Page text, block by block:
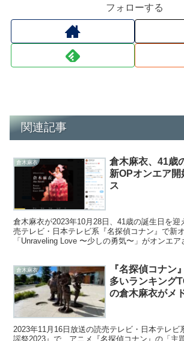
フォローする
関連記事
倉木麻衣
倉木麻衣、41歳
新OPオンエア
ス
倉木麻衣が2023年10月28日、41歳の誕生日を迎
売テレビ・日本テレビ系『名探偵コナン』で新
「Unraveling Love 〜少しの勇気〜」がオンエア
倉木麻衣
『名探偵コナン
多いランキング
の倉木麻衣がメ
2023年11月16日放送の読売テレビ・日本テレビ
謡祭2023』で、アニメ『名探偵コナン』の「主